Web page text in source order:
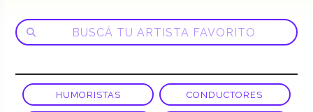
HUMORISTAS CONDUCTORES